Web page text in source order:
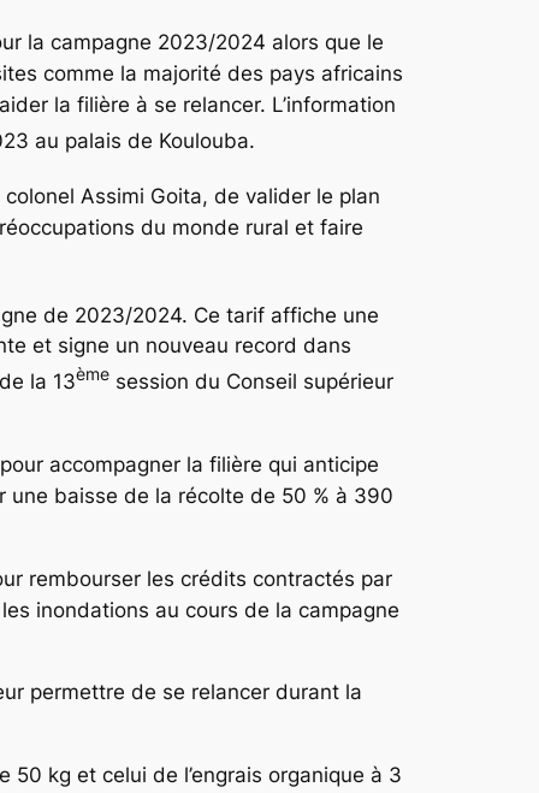
la campagne 2023/2024 alors que le
comme la majorité des pays africains
la filière à se relancer. L’information
au palais de Koulouba.
Assimi Goita, de valider le plan
du monde rural et faire
de 2023/2024. Ce tarif affiche une
et signe un nouveau record dans
la 13ème session du Conseil supérieur
accompagner la filière qui anticipe
une baisse de la récolte de 50 % à 390
rembourser les crédits contractés par
inondations au cours de la campagne
permettre de se relancer durant la
50 kg et celui de l’engrais organique à 3